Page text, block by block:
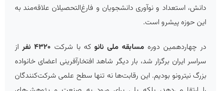
دانش، استعداد و نوآوری دانشجویان و فارغ‌التحصیلان علاقه‌مند به
این حوزه پیشرو است.
در چهاردهمین دوره مسابقه ملی نانوکه با شرکت ۴۳۲۰ نفر
از
سراسر ایران برگزار شد، بار دیگر شاهد افتخارآفرینی اعضای خانواده
بزرگ نیترونو بودیم. این رقابت‌ها نه تنها سطح علمی شرکت‌کنندگان